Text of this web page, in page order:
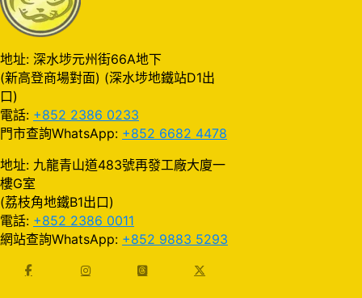
地址: 深水埗元州街66A地下
(新高登商場對面) (深水埗地鐵站D1出
口)
電話: +852 2386 0233
門市查詢WhatsApp: +852 6682 4478
地址: 九龍青山道483號再發工廠大廈一
樓G室
(荔枝角地鐵B1出口)
電話: +852 2386 0011
網站查詢WhatsApp: +852 9883 5293